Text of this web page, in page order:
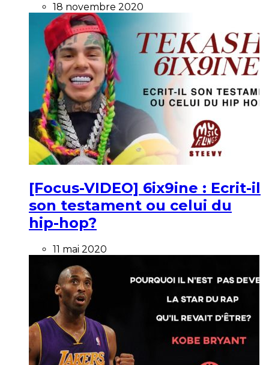
18 novembre 2020
[Focus-VIDEO] 6ix9ine : Ecrit-il
son testament ou celui du
hip-hop?
11 mai 2020